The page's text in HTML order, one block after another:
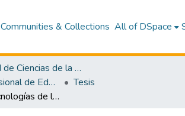
Communities & Collections All of DSpace
Facultad de Ciencias de la Educación y Humanidades
Escuela Profesional de Educación Secundaria
Tesis
Uso de las tecnologías de la información y la comunicación en la comprensión de textos escritos en inglés en estudiantes de tercer grado de secundaria en instituciones educativas públicas del distrito de San Juan Bautista 2022